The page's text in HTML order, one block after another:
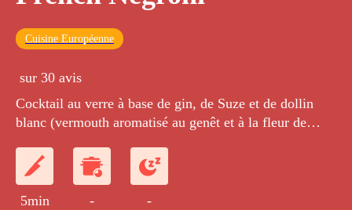
Cuisine Européenne
sur 30 avis
Cocktail au verre à base de gin, de Suze et de dollin
blanc (vermouth aromatisé au genêt et à la fleur de
5min - -